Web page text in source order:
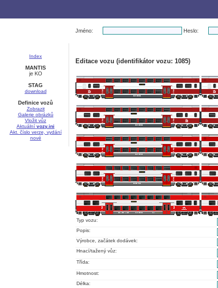
Index
MANTIS
je KO
STAG
download
Definice vozů
Zobrazit
Galerie obrázků
Vložit vůz
Aktuální vozy.ini
Akt. číslo verze, vydání
nové
Jméno: Heslo:
Editace vozu (identifikátor vozu: 1085)
Typ vozu:
Popis:
Výrobce, začátek dodávek:
Hnací/tažený vůz:
Třída:
Hmotnost:
Délka: